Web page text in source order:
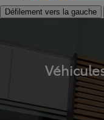
Défilement vers la gauche